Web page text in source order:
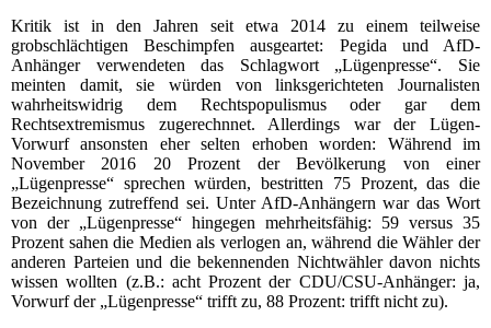
Kritik ist in den Jahren seit etwa 2014 zu einem teilweise
grobschlächtigen Beschimpfen ausgeartet: Pegida und AfD-
Anhänger verwendeten das Schlagwort „Lügenpresse“. Sie
meinten damit, sie würden von linksgerichteten Journalisten
wahrheitswidrig dem Rechtspopulismus oder gar dem
Rechtsextremismus zugerechnnet. Allerdings war der Lügen-
Vorwurf ansonsten eher selten erhoben worden: Während im
November 2016 20 Prozent der Bevölkerung von einer
„Lügenpresse“ sprechen würden, bestritten 75 Prozent, das die
Bezeichnung zutreffend sei. Unter AfD-Anhängern war das Wort
von der „Lügenpresse“ hingegen mehrheitsfähig: 59 versus 35
Prozent sahen die Medien als verlogen an, während die Wähler der
anderen Parteien und die bekennenden Nichtwähler davon nichts
wissen wollten (z.B.: acht Prozent der CDU/CSU-Anhänger: ja,
Vorwurf der „Lügenpresse“ trifft zu, 88 Prozent: trifft nicht zu).